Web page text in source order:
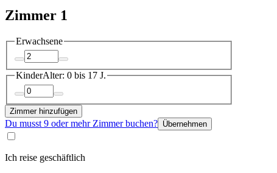
Zimmer 1
Erwachsene
KinderAlter: 0 bis 17 J.
Zimmer hinzufügen
Du musst 9 oder mehr Zimmer buchen? Übernehmen
Ich reise geschäftlich